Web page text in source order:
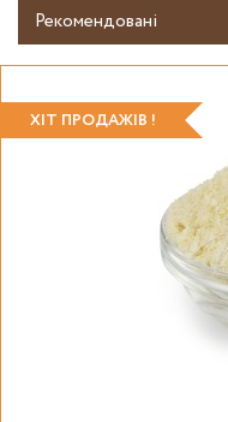
ХІТ ПРОДАЖІВ !